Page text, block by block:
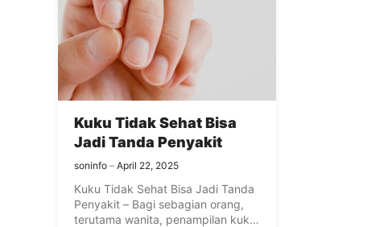
Kuku Tidak Sehat Bisa
Jadi Tanda Penyakit
soninfo April 22, 2025
Kuku Tidak Sehat Bisa Jadi Tanda
Penyakit – Bagi sebagian orang,
terutama wanita, penampilan kuku